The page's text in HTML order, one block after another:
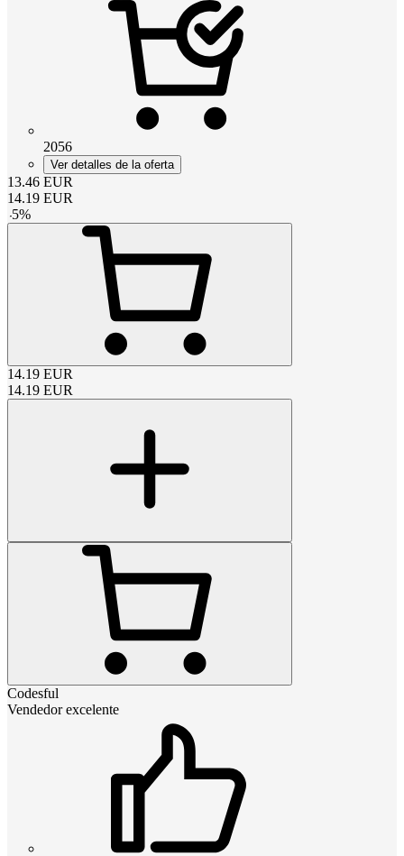
2056
Ver detalles de la oferta
13.46 EUR
14.19 EUR
-5%
14.19 EUR
14.19 EUR
Codesful
Vendedor excelente